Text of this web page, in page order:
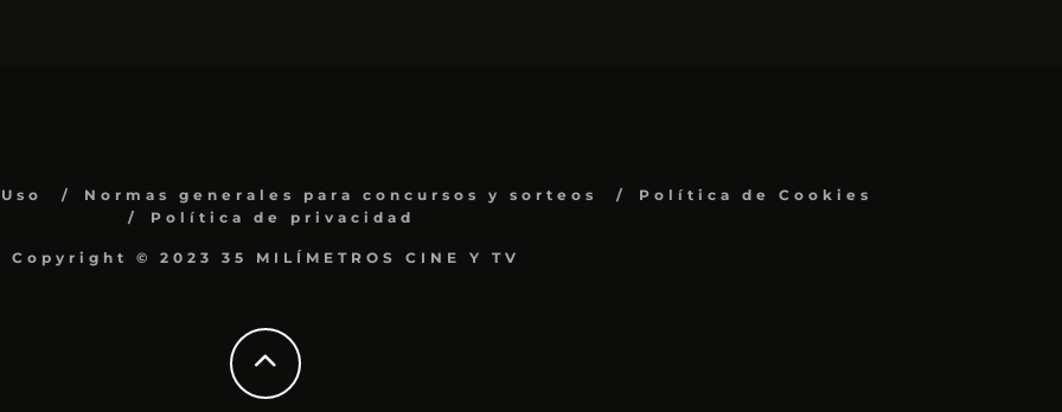
Normas generales para concursos y sorteos
Política de Cookies
Política de privacidad
Copyright © 2023 35 MILÍMETROS CINE Y TV